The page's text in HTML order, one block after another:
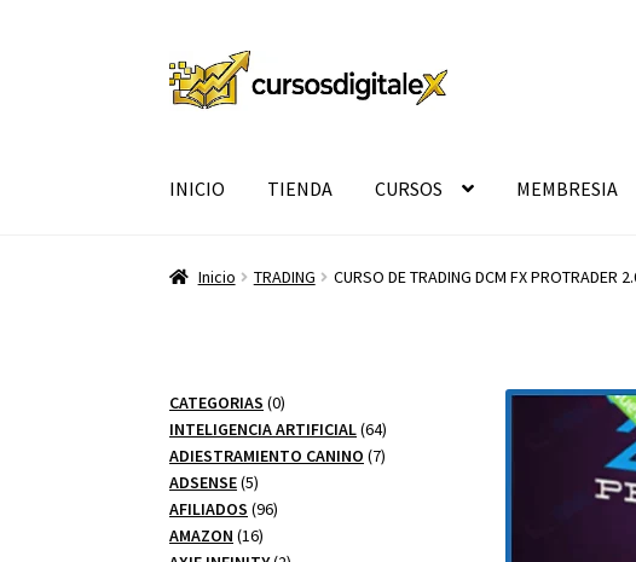
Ir
a
Ir
al
INICIO TIENDA CURSOS MEMBRESIA
Inicio TRADING CURSO DE TRADING DCM FX PROTRADER
CATEGORIAS 00
productos
INTELIGENCIA ARTIFICIAL 6464
productos
ADIESTRAMIENTO CANINO 77
ADSENSE 55
productos
AFILIADOS 9696
AMAZON 1616